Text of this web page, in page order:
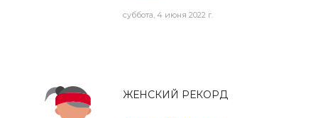
суббота, 4 июня 2022 г.
ЖЕНСКИЙ РЕКОРД